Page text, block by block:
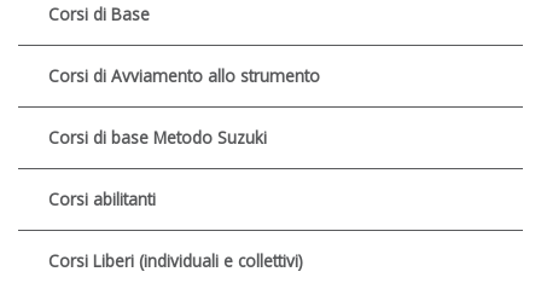
Corsi di Base
Corsi di Avviamento allo strumento
Corsi di base Metodo Suzuki
Corsi abilitanti
Corsi Liberi (individuali e collettivi)